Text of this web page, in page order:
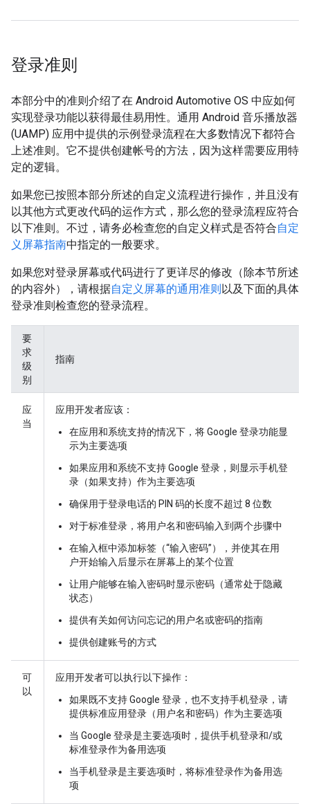
登录准则
本部分中的准则介绍了在 Android Automotive OS 中应如何
实现登录功能以获得最佳易用性。通用 Android 音乐播放器
(UAMP) 应用中提供的示例登录流程在大多数情况下都符合
上述准则。它不提供创建帐号的方法，因为这样需要应用特
定的逻辑。
如果您已按照本部分所述的自定义流程进行操作，并且没有
以其他方式更改代码的运作方式，那么您的登录流程应符合
以下准则。不过，请务必检查您的自定义样式是否符合自定
义屏幕指南中指定的一般要求。
如果您对登录屏幕或代码进行了更详尽的修改（除本节所述
的内容外），请根据自定义屏幕的通用准则以及下面的具体
登录准则检查您的登录流程。
要
求
级
别
指南
应
当
应用开发者应该：
在应用和系统支持的情况下，将 Google 登录功能显
示为主要选项
如果应用和系统不支持 Google 登录，则显示手机登
录（如果支持）作为主要选项
确保用于登录电话的 PIN 码的长度不超过 8 位数
对于标准登录，将用户名和密码输入到两个步骤中
在输入框中添加标签（“输入密码”），并使其在用
户开始输入后显示在屏幕上的某个位置
让用户能够在输入密码时显示密码（通常处于隐藏
状态）
提供有关如何访问忘记的用户名或密码的指南
提供创建账号的方式
可
以
应用开发者可以执行以下操作：
如果既不支持 Google 登录，也不支持手机登录，请
提供标准应用登录（用户名和密码）作为主要选项
当 Google 登录是主要选项时，提供手机登录和/或
标准登录作为备用选项
当手机登录是主要选项时，将标准登录作为备用选
项